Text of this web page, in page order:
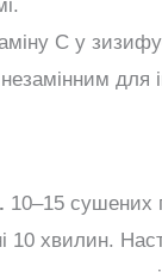
С у
для
10–15 сушених
10 хвилин.